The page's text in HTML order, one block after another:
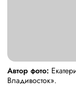
Автор фото:
Владивосток».